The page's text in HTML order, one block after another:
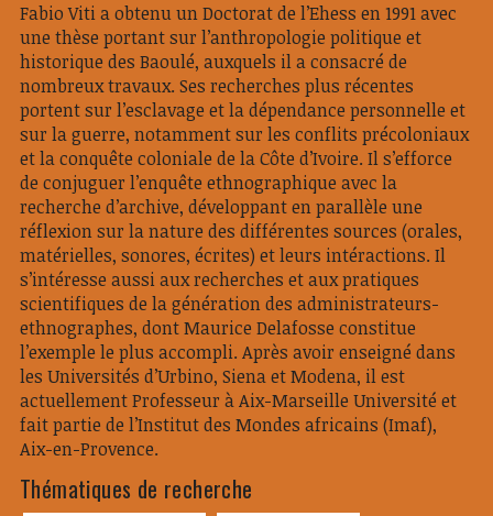
Fabio Viti a obtenu un Doctorat de l’Ehess en 1991 avec
une thèse portant sur l’anthropologie politique et
historique des Baoulé, auxquels il a consacré de
nombreux travaux. Ses recherches plus récentes
portent sur l’esclavage et la dépendance personnelle et
sur la guerre, notamment sur les conflits précoloniaux
et la conquête coloniale de la Côte d’Ivoire. Il s’efforce
de conjuguer l’enquête ethnographique avec la
recherche d’archive, développant en parallèle une
réflexion sur la nature des différentes sources (orales,
matérielles, sonores, écrites) et leurs intéractions. Il
s’intéresse aussi aux recherches et aux pratiques
scientifiques de la génération des administrateurs-
ethnographes, dont Maurice Delafosse constitue
l’exemple le plus accompli. Après avoir enseigné dans
les Universités d’Urbino, Siena et Modena, il est
actuellement Professeur à Aix-Marseille Université et
fait partie de l’Institut des Mondes africains (Imaf),
Aix-en-Provence.
Thématiques de recherche